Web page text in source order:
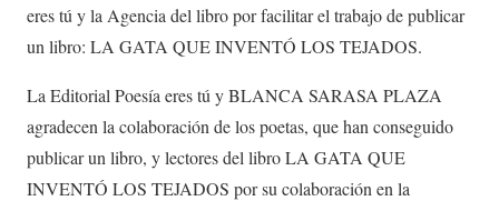
eres tú y la Agencia del libro por facilitar el trabajo de publicar
un libro: LA GATA QUE INVENTÓ LOS TEJADOS.
La Editorial Poesía eres tú y BLANCA SARASA PLAZA
agradecen la colaboración de los poetas, que han conseguido
publicar un libro, y lectores del libro LA GATA QUE
INVENTÓ LOS TEJADOS por su colaboración en la